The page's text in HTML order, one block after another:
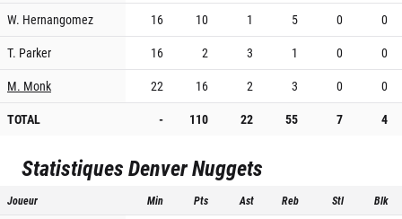
W. Hernangomez
16 10 1 5 0
0
T. Parker
16 2 3 1 0
0
M. Monk
22 16 2 3 0
0
TOTAL
- 110 22 55 7 4
StatistiquesDenver Nuggets
Joueur Min Pts Ast Reb Stl Blk